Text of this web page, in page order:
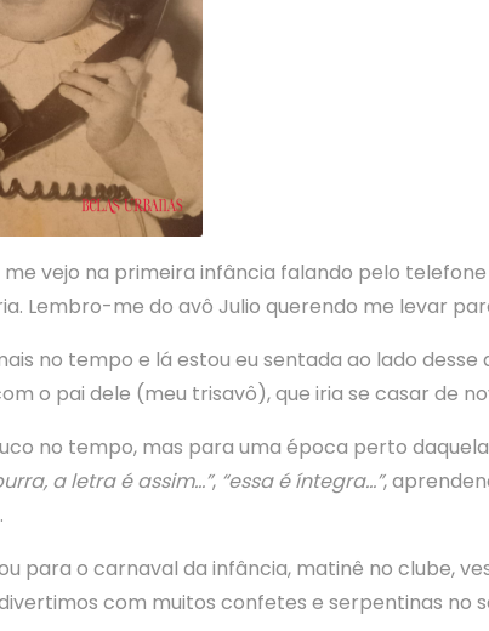
vejo na primeira infância falando pelo
Lembro-me do avô Julio querendo me levar
no tempo e lá estou eu sentada ao lado
o pai dele (meu trisavô), que iria se casar de
no tempo, mas para uma época perto
a letra é assim…”, “essa é íntegra…”,
para o carnaval da infância, matinê no clube,
com muitos confetes e serpentinas no